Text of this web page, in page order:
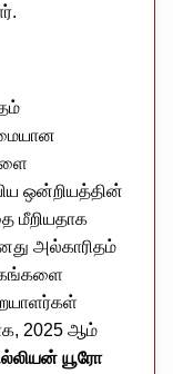
ஒன்றியத்தின்
மீறியதாக
அல்காரிதம்
2025 ஆம்
யூரோ